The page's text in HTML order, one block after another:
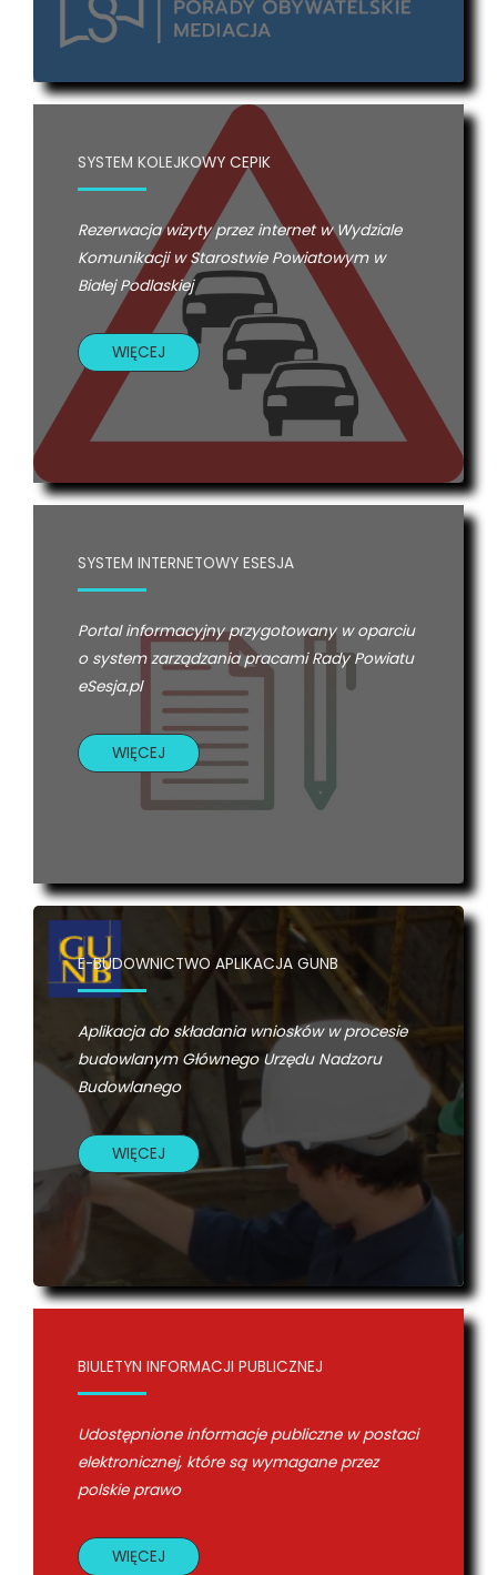
SYSTEM KOLEJKOWY CEPIK
Rezerwacja wizyty przez internet w Wydziale
Komunikacji w Starostwie Powiatowym w
Białej Podlaskiej
WIĘCEJ
SYSTEM INTERNETOWY ESESJA
Portal informacyjny przygotowany w oparciu
o system zarządzania pracami Rady Powiatu
eSesja.pl
WIĘCEJ
E-BUDOWNICTWO APLIKACJA GUNB
Aplikacja do składania wniosków w procesie
budowlanym Głównego Urzędu Nadzoru
Budowlanego
WIĘCEJ
BIULETYN INFORMACJI PUBLICZNEJ
Udostępnione informacje publiczne w postaci
elektronicznej, które są wymagane przez
polskie prawo
WIĘCEJ